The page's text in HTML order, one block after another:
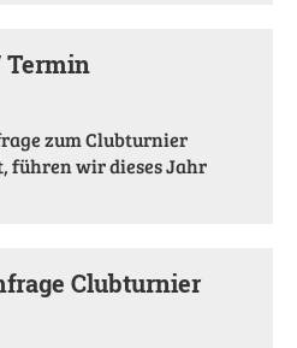
Termin
zum Clubturnier
wir dieses Jahr
Clubturnier